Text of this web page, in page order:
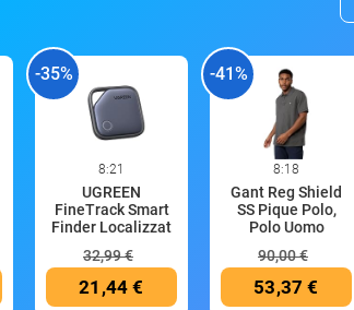
-35%
8:21
UGREEN
FineTrack Smart
Finder Localizzat
32,99 €
21,44 €
-41%
8:18
Gant Reg Shield
SS Pique Polo,
Polo Uomo
90,00 €
53,37 €